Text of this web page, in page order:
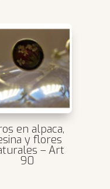
en alpaca,
y flores
– Art
90